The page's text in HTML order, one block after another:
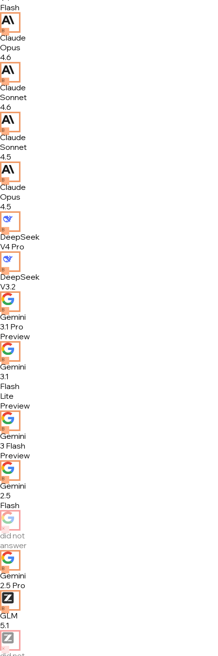
Flash
B
Claude
Opus
4.6
B
Claude
Sonnet
4.6
B
Claude
Sonnet
4.5
B
Claude
Opus
4.5
B
DeepSeek
V4 Pro
B
DeepSeek
V3.2
B
Gemini
3.1 Pro
Preview
B
Gemini
3.1
Flash
Lite
Preview
B
Gemini
3 Flash
Preview
B
Gemini
2.5
Flash
✕
did not
answer
B
Gemini
2.5 Pro
B
GLM
5.1
✕